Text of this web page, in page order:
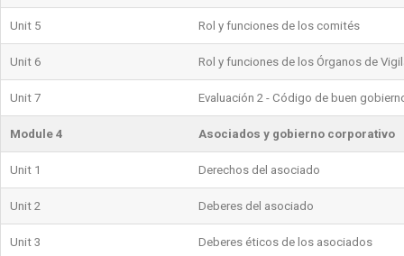
Unit 5 Rol y funciones de los comités
Unit 6 Rol y funciones de los Órganos de
Unit 7 Evaluación 2 - Código de buen
Module 4 Asociados y gobierno corporativo
Unit 1 Derechos del asociado
Unit 2 Deberes del asociado
Unit 3 Deberes éticos de los asociados